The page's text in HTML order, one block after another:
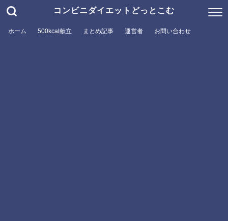
コンビニダイエットどっとこむ
ホーム 500kcal献立 まとめ記事 運営者 お問い合わせ